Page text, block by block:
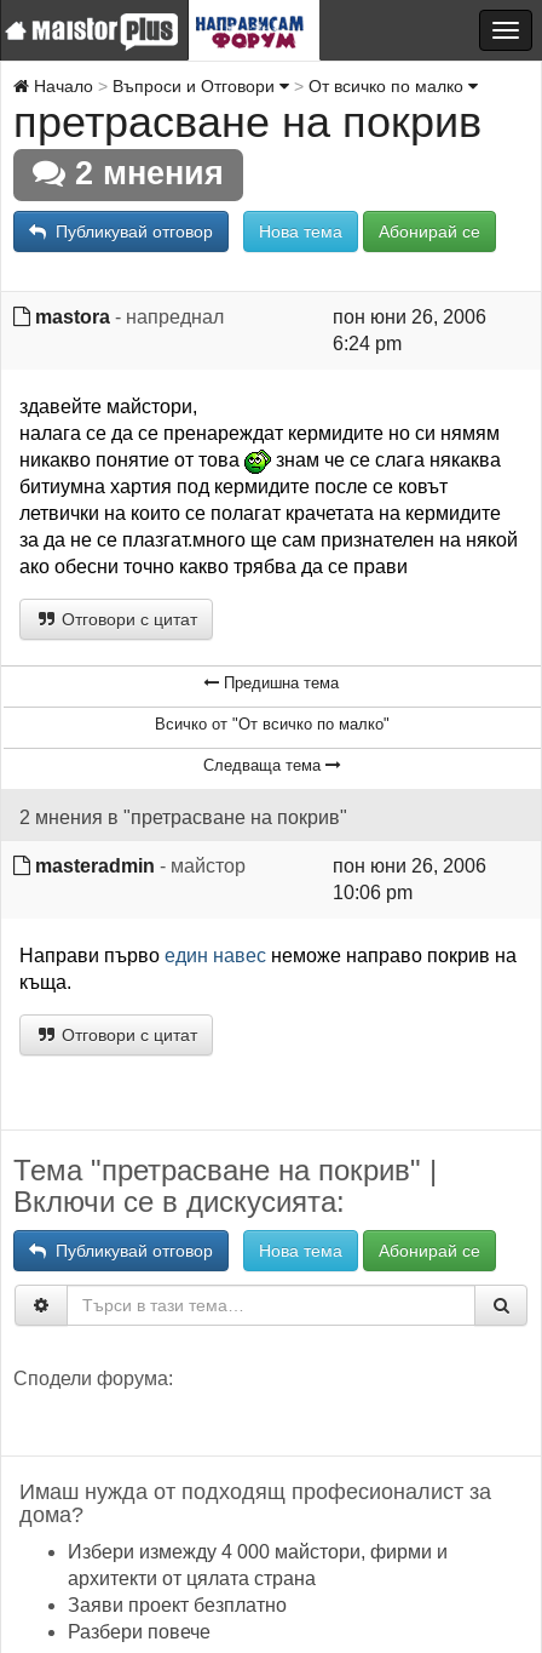
Начало Въпроси и Отговори От всичко по малко
претрасване на покрив
2 мнения
Публикувай отговор Нова тема Абонирай се
mastora - напреднал
пон юни 26, 2006
6:24 pm
здавейте майстори,
налага се да се пренареждат кермидите но си нямям
никакво понятие от това
знам че се слага някаква
битиумна хартия под кермидите после се ковът
летвички на които се полагат крачетата на кермидите
за да не се плазгат.много ще сам признателен на някой
ако обесни точно какво трябва да се прави
Отговори с цитат
Предишна тема
Всичко от "От всичко по малко"
Следваща тема
2 мнения в "претрасване на покрив"
masteradmin - майстор
пон юни 26, 2006
10:06 pm
Направи първо един навес неможе направо покрив на
къща.
Отговори с цитат
Тема "претрасване на покрив" |
Включи се в дискусията:
Публикувай отговор Нова тема Абонирай се
Сподели форума:
Имаш нужда от подходящ професионалист за
дома?
Избери измежду 4 000 майстори, фирми и
архитекти от цялата страна
Заяви проект безплатно
Разбери повече